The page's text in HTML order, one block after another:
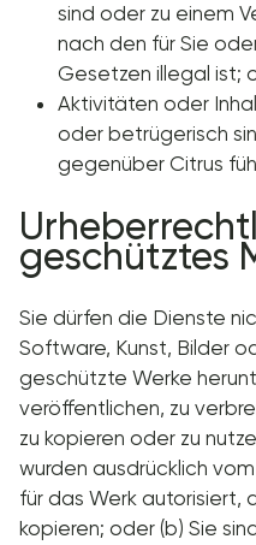
sind oder zu einem
nach den für Sie
Gesetzen illegal ist;
Aktivitäten oder
oder betrügerisch
gegenüber Citrus
geschütztes
Sie dürfen die Dienste
Software, Kunst, Bilder
geschützte Werke
veröffentlichen, zu
zu kopieren oder zu
wurden ausdrücklich
für das Werk autorisiert,
kopieren; oder (b) Sie